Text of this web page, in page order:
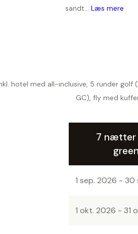
sandt... Læs mere
hotel med all-inclusive, 5 runder golf
GC), fly med
7 nætter
1 sep. 2026 - 30
1 okt. 2026 - 31